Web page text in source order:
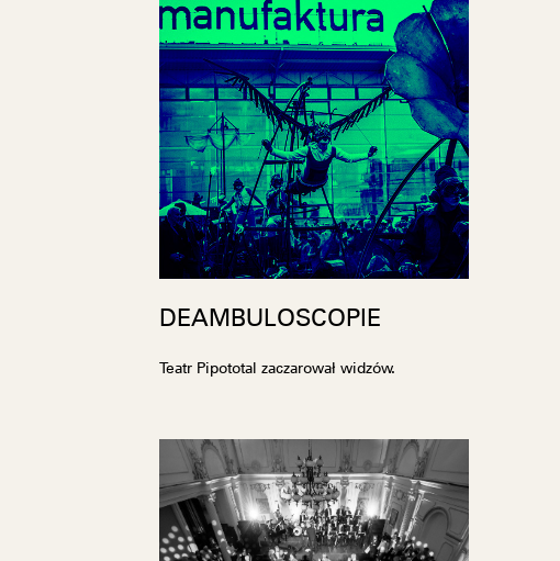
DEAMBULOSCOPIE
Teatr Pipototal zaczarował widzów.